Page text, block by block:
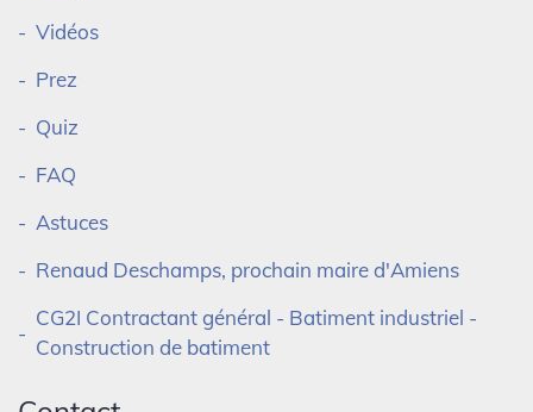
Vidéos
Prez
Quiz
FAQ
Astuces
Renaud Deschamps, prochain maire d'Amiens
CG2I Contractant général - Batiment industriel -
Construction de batiment